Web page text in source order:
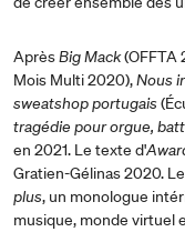
AprèsBig Mack(OFFTA
Mois Multi 2020),Nous
sweatshop portugais
tragédie pour orgue,
en 2021. Le texte d'
Gratien-Gélinas 2020.
plus, un monologue
musique, monde virtuel